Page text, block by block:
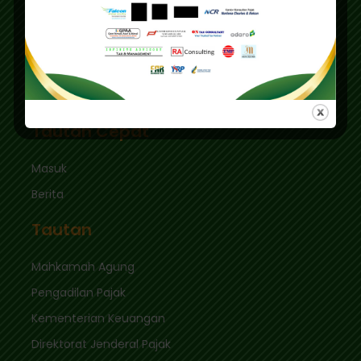
Pusdiklat :
Graha Mas Fatmawati Blok B4-5 Cipete Utara,
Kec. Keb. Baru Jl. Fatmawati Raya
Jakarta Selatan 12410
sekretariat@ikpi.or.id
Tautan Cepat
Masuk
Berita
Tautan
Mahkamah Agung
Pengadilan Pajak
Kementerian Keuangan
Direktorat Jenderal Pajak